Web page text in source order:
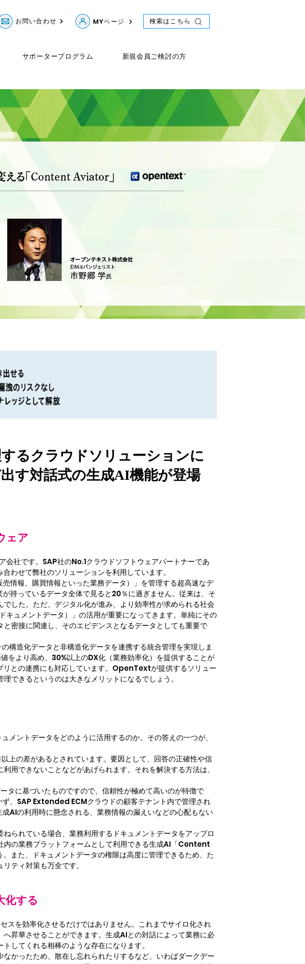
お問い合わせ MYページ 検索はこちら
サポータープログラム 新規会員ご検討の方
るクラウドソリューションに
す対話式の生成AI機能が登場
ェア
社です。SAP社のNo.1クラウドソフトウェアパートナーであ
わせて弊社のソリューションを利用しています。
情報、購買情報といった業務データ）」を管理する超高速なデ
持っているデータ全体で見ると20％に過ぎません。従来は、そ
した。ただ、デジタル化が進み、より効率性が求められる社会
ュメントデータ）」の活用が重要になってきます。単純にその
密接に関連し、そのエビデンスとなるデータとしても重要で
造化データと非構造化データを連携する統合管理を実現しま
をより高め、30%以上のDX化（業務効率化）を提供することが
との連携にも対応しています。OpenTextが提供するソリュー
できるというのは大きなメリットになるでしょう。
ントデータをどのように活用するのか。その答えの一つが、
上の差があるとされています。要因として、回答の正確性や信
用できないことなどがあげられます。それを解決する方法は、
に基づいたものですので、信頼性が極めて高いのが特徴で
、SAP Extended ECMクラウドの顧客テナント内で管理され
AIの利用時に懸念される、業務情報の漏えいなどの心配もない
れている場合、業務利用するドキュメントデータをアップロ
内の業務プラットフォームとして利用できる生成AI「Content
また、ドキュメントデータの権限は高度に管理できるため、た
ティ対策も万全です。
化する
を効率化させるだけではありません。これまでサイロ化され
昇華させることができます。生成AIとの対話によって業務に必
してくれる相棒のような存在になります。
かったため、散在し忘れられたりするなど、いわばダークデー